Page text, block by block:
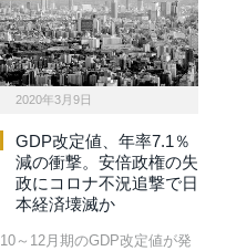
2020年3月9日
GDP改定値、年率7.1％
減の衝撃。安倍政権の失
政にコロナ不況追撃で日
本経済壊滅か
10～12月期のGDP改定値が発